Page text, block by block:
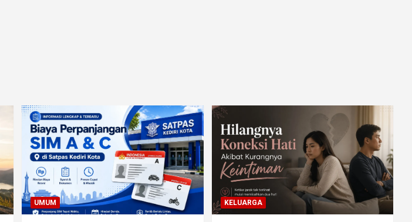
UMUM KELUARGA